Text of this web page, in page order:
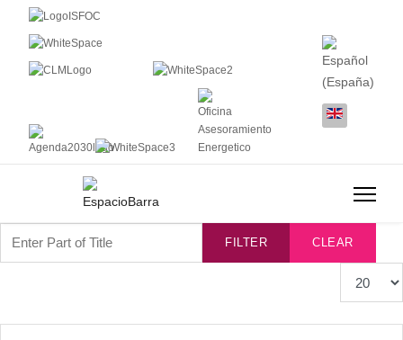
FILTER CLEAR